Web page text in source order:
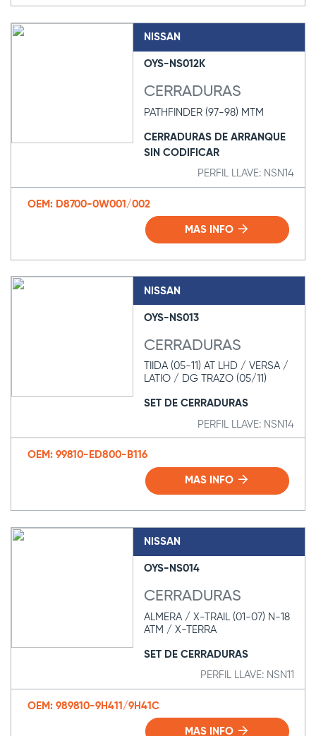
NISSAN
OYS-NS012K
CERRADURAS
PATHFINDER (97-98) MTM
CERRADURAS DE ARRANQUE
SIN CODIFICAR
PERFIL LLAVE: NSN14
OEM: D8700-0W001/002
MAS INFO
NISSAN
OYS-NS013
CERRADURAS
TIIDA (05-11) AT LHD / VERSA /
LATIO / DG TRAZO (05/11)
SET DE CERRADURAS
PERFIL LLAVE: NSN14
OEM: 99810-ED800-B116
MAS INFO
NISSAN
OYS-NS014
CERRADURAS
ALMERA / X-TRAIL (01-07) N-18
ATM / X-TERRA
SET DE CERRADURAS
PERFIL LLAVE: NSN11
OEM: 989810-9H411/9H41C
MAS INFO